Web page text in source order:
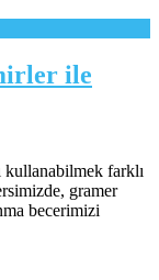
ile
kullanabilmek farklı
gramer
becerimizi